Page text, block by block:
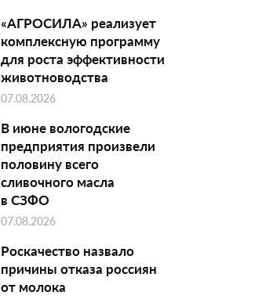
«АГРОСИЛА» реализует
комплексную программу
для роста эффективности
животноводства
07.08.2026
В июне вологодские
предприятия произвели
половину всего
сливочного масла
в СЗФО
07.08.2026
Роскачество назвало
причины отказа россиян
от молока